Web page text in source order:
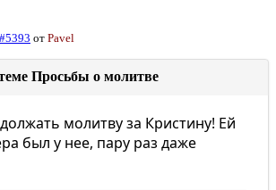
#5393 от Pavel
Просьбы о молитве
молитву за Кристину! Ей
был у нее, пару раз даже